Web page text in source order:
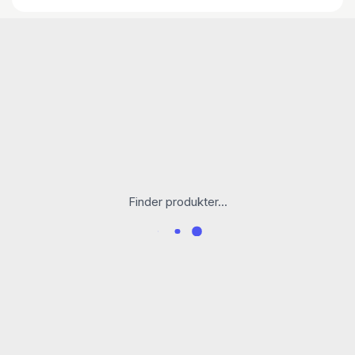
Finder produkter...